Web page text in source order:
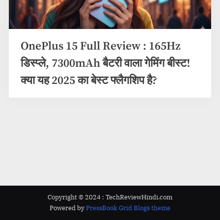
OnePlus 15 Full Review : 165Hz
डिस्प्ले, 7300mAh बैटरी वाला गेमिंग बीस्ट!
क्या यह 2025 का बेस्ट फ्लैगशिप है?
Mobile
Reviews
Copyright © 2024 : TechReviewHindi.com
Powered byPressBook Grid Blogs theme